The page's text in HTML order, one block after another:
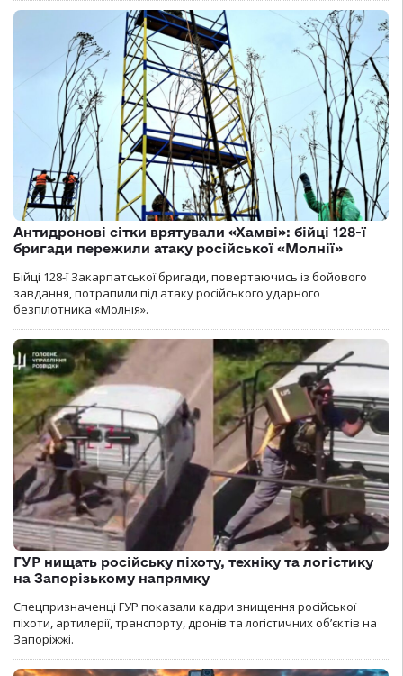
Антидронові сітки врятували «Хамві»: бійці 128-ї
бригади пережили атаку російської «Молнії»
Бійці 128-ї Закарпатської бригади, повертаючись із бойового
завдання, потрапили під атаку російського ударного
безпілотника «Молнія».
ГУР нищать російську піхоту, техніку та логістику
на Запорізькому напрямку
Спецпризначенці ГУР показали кадри знищення російської
піхоти, артилерії, транспорту, дронів та логістичних об’єктів на
Запоріжжі.